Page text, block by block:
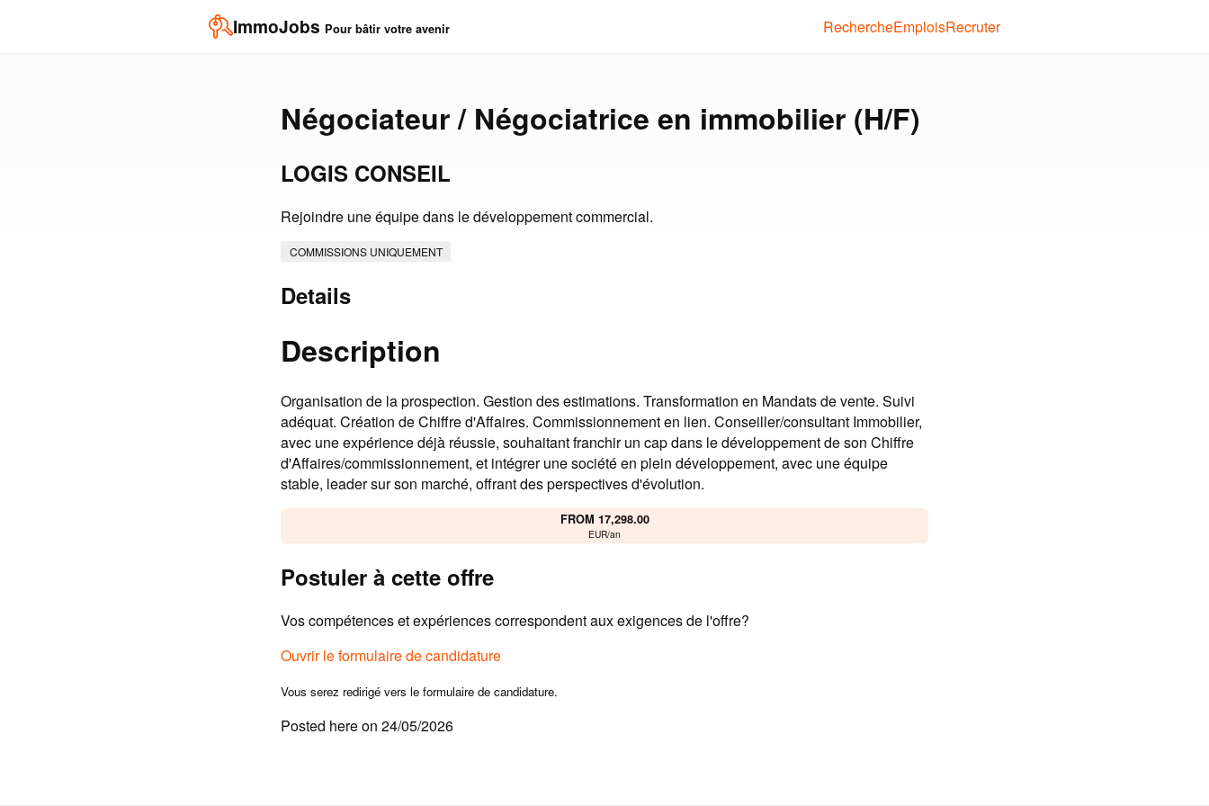
ImmoJobs Pour bâtir votre avenir RechercheEmploisRecruter
Négociateur / Négociatrice en immobilier (H/F)
LOGIS CONSEIL
Rejoindre une équipe dans le développement commercial.
COMMISSIONS UNIQUEMENT
Details
Description
Organisation de la prospection. Gestion des estimations. Transformation en Mandats de vente. Suivi
adéquat. Création de Chiffre d'Affaires. Commissionnement en lien. Conseiller/consultant Immobilier,
avec une expérience déjà réussie, souhaitant franchir un cap dans le développement de son Chiffre
d'Affaires/commissionnement, et intégrer une société en plein développement, avec une équipe
stable, leader sur son marché, offrant des perspectives d'évolution.
FROM 17,298.00
EUR/an
Postuler à cette offre
Vos compétences et expériences correspondent aux exigences de l'offre?
Ouvrir le formulaire de candidature
Vous serez redirigé vers le formulaire de candidature.
Posted here on 24/05/2026